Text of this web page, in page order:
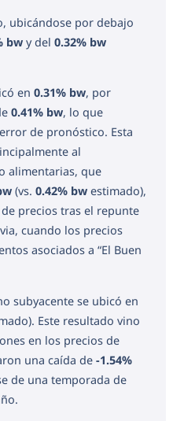
ubicándose por debajo
bw y del 0.32% bw
en 0.31% bw, por
0.41% bw, lo que
de pronóstico. Esta
al
alimentarias, que
(vs. 0.42% bw estimado),
precios tras el repunte
cuando los precios
asociados a “El Buen
subyacente se ubicó en
Este resultado vino
en los precios de
una caída de -1.54%
de una temporada de